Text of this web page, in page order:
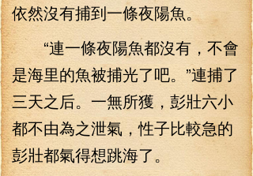
依然沒有捕到一條夜陽魚。
“連一條夜陽魚都沒有，不會
是海里的魚被捕光了吧。”連捕了
三天之后。一無所獲，彭壯六小
都不由為之泄氣，性子比較急的
彭壯都氣得想跳海了。